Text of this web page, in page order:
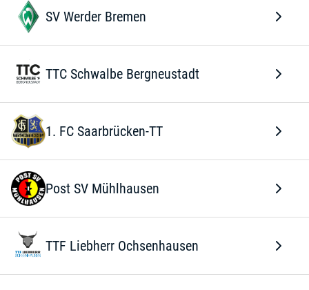
SV Werder Bremen
TTC Schwalbe Bergneustadt
1. FC Saarbrücken-TT
Post SV Mühlhausen
TTF Liebherr Ochsenhausen